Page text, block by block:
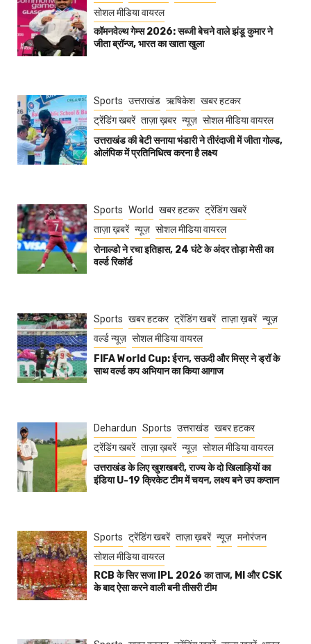
सोशल मीडिया वायरल
कॉमनवेल्थ गेम्स 2026: सब्जी बेचने वाले झंडू कुमार ने
जीता ब्रॉन्ज, भारत का खाता खुला
Sports उत्तराखंड ऋषिकेश खबर हटकर
ट्रेंडिंग खबरें ताज़ा ख़बर न्यूज़ सोशल मीडिया वायरल
उत्तराखंड की बेटी सनाया भंडारी ने तीरंदाजी में जीता गोल्ड,
ओलंपिक में प्रतिनिधित्व करना है लक्ष्य
Sports World खबर हटकर ट्रेंडिंग खबरें
ताज़ा ख़बरें न्यूज़ सोशल मीडिया वायरल
रोनाल्डो ने रचा इतिहास, 24 घंटे के अंदर तोड़ा मेसी का
वर्ल्ड रिकॉर्ड
Sports खबर हटकर ट्रेंडिंग खबरें ताज़ा ख़बरें न्यूज़
वर्ल्ड न्यूज़ सोशल मीडिया वायरल
FIFA World Cup: ईरान, सऊदी और मिस्र ने ड्रॉ के
साथ वर्ल्ड कप अभियान का किया आगाज
Dehardun Sports उत्तराखंड खबर हटकर
ट्रेंडिंग खबरें ताज़ा ख़बरें न्यूज़ सोशल मीडिया वायरल
उत्तराखंड के लिए खुशखबरी, राज्य के दो खिलाड़ियों का
इंडिया U-19 क्रिकेट टीम में चयन, लक्ष्य बने उप कप्तान
Sports ट्रेंडिंग खबरें ताज़ा ख़बरें न्यूज़ मनोरंजन
सोशल मीडिया वायरल
RCB के सिर सजा IPL 2026 का ताज, MI और CSK
के बाद ऐसा करने वाली बनी तीसरी टीम